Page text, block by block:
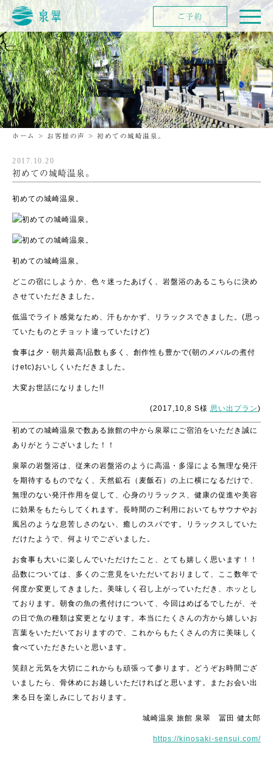
ホーム > お客様の声 > 初めての城崎温泉。
2017.10.20
初めての城崎温泉。
初めての城崎温泉。
初めての城崎温泉。
どこの宿にしようか、色々迷ったあげく、岩盤浴のあるこちらに決め
させていただきました。
低温でライト感覚なため、汗もかかず、リラックスできました。(思っ
ていたものとチョット違っていたけど)
食事は夕・朝共最高!品数も多く、創作性も豊かで(朝のメバルの煮付
けetc)おいしくいただきました。
大変お世話になりました!!
(2017,10,8 S様 思い出プラン)
初めての城崎温泉で数ある旅館の中から泉翠にご宿泊をいただき誠に
ありがとうございました！！
泉翠の岩盤浴は、従来の岩盤浴のように高温・多湿による無理な発汗
を期待するものでなく、天然鉱石（麦飯石）の上に横になるだけで、
無理のない発汗作用を促して、心身のリラックス、健康の促進や美容
に効果をもたらしてくれます。長時間のご利用においてもサウナやお
風呂のような息苦しさのない、癒しのスパです。リラックスしていた
だけたようで、何よりでございました。
お食事も大いに楽しんでいただけたこと、とても嬉しく思います！！
品数については、多くのご意見をいただいておりまして、ここ数年で
何度か変更してきました。美味しく召し上がっていただき、ホッとし
ております。朝食の魚の煮付けについて、今回はめばるでしたが、そ
の日で魚の種類は変更となります。本当にたくさんの方から嬉しいお
言葉をいただいておりますので、これからもたくさんの方に美味しく
食べていただきたいと思います。
笑顔と元気を大切にこれからも頑張って参ります。どうぞお時間ござ
いましたら、骨休めにお越しいただければと思います。またお会い出
来る日を楽しみにしております。
城崎温泉 旅館 泉翠 冨田 健太郎
https://kinosaki-sensui.com/
ご予約